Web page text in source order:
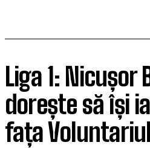
Liga 1: Nicușor
dorește să își
fața